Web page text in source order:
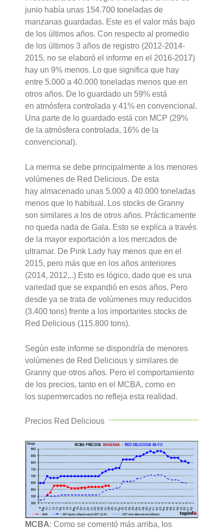
junio había unas 154.700 toneladas de
manzanas guardadas. Este es el valor más bajo
de los últimos años. Con respecto al promedio
de los últimos 3 años de registro (2012-2014-
2015, no se elaboró el informe en el 2016-2017)
hay un 9% menos. Lo que significa que hay
entre 5.000 a 40.000 toneladas menos que en
otros años. De lo guardado un 59% está
en atmósfera controlada y 41% en convencional.
Una parte de lo guardado está con MCP (29%
de la atmósfera controlada, 16% de la
convencional).
La merma se debe principalmente a los menores
volúmenes de Red Delicious. De esta
hay almacenado unas 5.000 a 40.000 toneladas
menos que lo habitual. Los stocks de Granny
son similares a los de otros años. Prácticamente
no queda nada de Gala. Esto se explica a través
de la mayor exportación a los mercados de
ultramar. De Pink Lady hay menos que en el
2015, pero más que en los años anteriores
(2014, 2012,..) Esto es lógico, dado que es una
variedad que se expandió en esos años. Pero
desde ya se trata de volúmenes muy reducidos
(3.400 tons) frente a los importantes stocks de
Red Delicious (115.800 tons).
Según este informe se dispondría de menores
volúmenes de Red Delicious y similares de
Granny que otros años. Pero el comportamiento
de los precios, tanto en el MCBA, como en
los supermercados no refleja esta realidad.
Precios Red Delicious
MCBA: Como se comentó más arriba, los